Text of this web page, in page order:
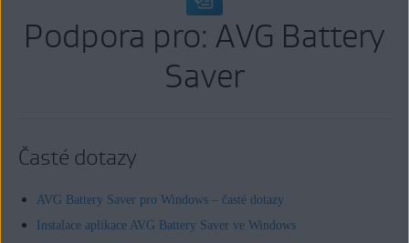
Podpora pro: AVG Battery
Saver
Časté dotazy
AVG Battery Saver pro Windows – časté dotazy
Instalace aplikace AVG Battery Saver ve Windows